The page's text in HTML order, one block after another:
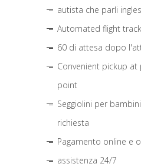
autista che parli
Automated flight
60 di attesa dopo
Convenient pickup at
point
Seggiolini per
richiesta
Pagamento online e
assistenza 24/7